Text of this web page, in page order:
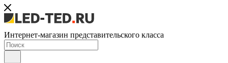
Интернет-магазин представительского класса